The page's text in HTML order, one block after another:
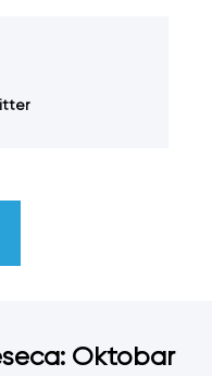
Oktobar